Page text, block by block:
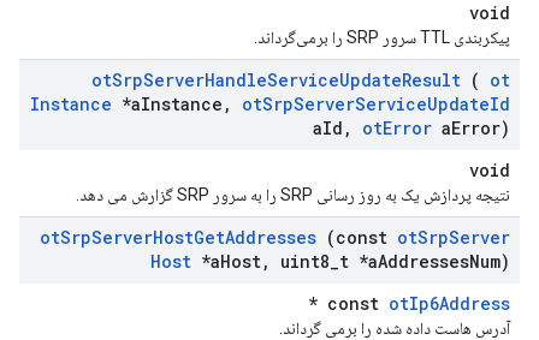
void
پیکربندی TTL سرور SRP را برمی‌گرداند.
otSrpServerHandleServiceUpdateResult ( ot
Instance *aInstance , otSrpServerServiceUpdateId
aId , otError aError)
void
نتیجه پردازش یک به روز رسانی SRP را به سرور SRP گزارش می دهد.
otSrpServerHostGetAddresses (const otSrpServer
Host *aHost, uint8 t *aAddressesNum)
const otIp6Address
*
آدرس هاست داده شده را برمی گرداند.